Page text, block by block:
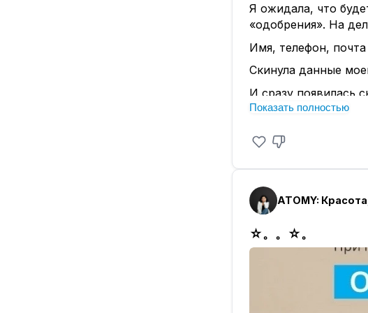
Я ожидала, что
«одобрения». На
Имя, телефон,
Скинула данные
И сразу появилась
Просто при
система попросит
Это как якорь,
намного спокойнее.
Больше никаких
Регистрация →
ближайшем пункте
Если вдруг вам
Иногда полезно
Показать полностью
ATOMY:
☆。。☆。